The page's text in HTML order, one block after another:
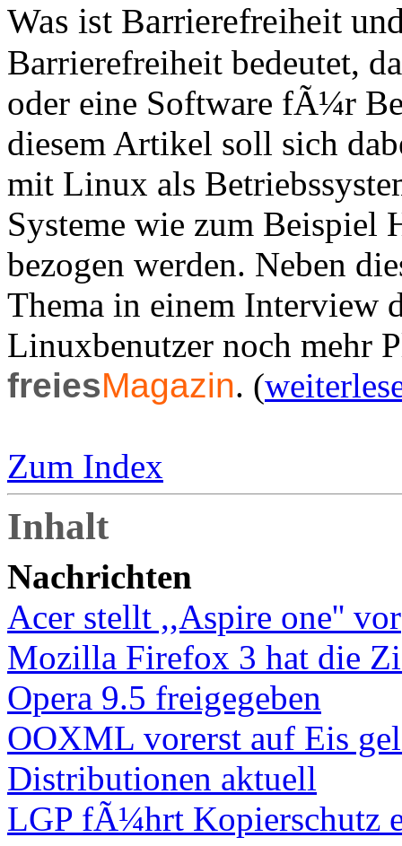
Was ist Barrierefreiheit
Barrierefreiheit bedeutet,
oder eine Software fÃ¼r
diesem Artikel soll sich
mit Linux als
Systeme wie zum Beispiel
bezogen werden. Neben
Thema in einem Interview
Linuxbenutzer noch mehr
freiesMagazin. (
Zum Index
Inhalt
Nachrichten
Acer stellt ,,Aspire one'' vor
Mozilla Firefox 3 hat die
Opera 9.5 freigegeben
OOXML vorerst auf Eis
Distributionen aktuell
LGP fÃ¼hrt Kopierschutz